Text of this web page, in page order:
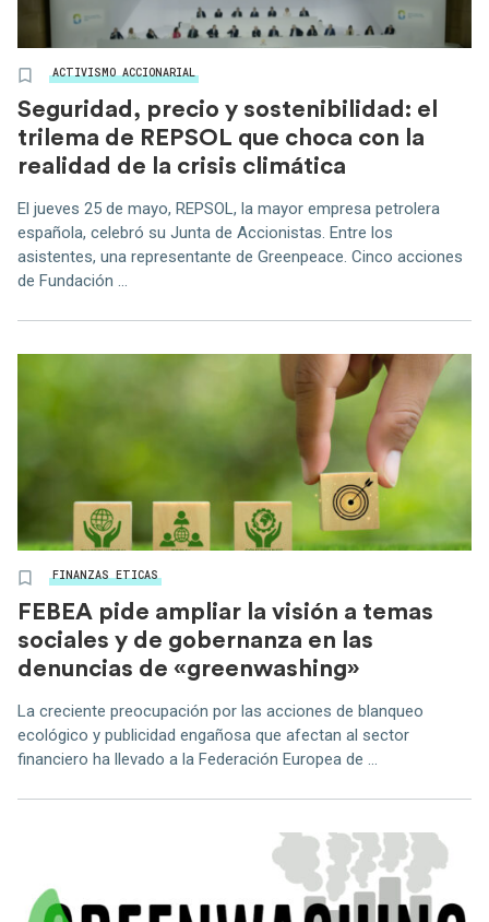
ACTIVISMO ACCIONARIAL
Seguridad, precio y sostenibilidad: el
trilema de REPSOL que choca con la
realidad de la crisis climática
El jueves 25 de mayo, REPSOL, la mayor empresa petrolera
española, celebró su Junta de Accionistas. Entre los
asistentes, una representante de Greenpeace. Cinco acciones
de Fundación ...
FINANZAS ETICAS
FEBEA pide ampliar la visión a temas
sociales y de gobernanza en las
denuncias de «greenwashing»
La creciente preocupación por las acciones de blanqueo
ecológico y publicidad engañosa que afectan al sector
financiero ha llevado a la Federación Europea de ...